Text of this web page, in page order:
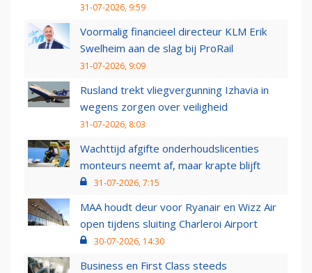
31-07-2026, 9:59
Voormalig financieel directeur KLM Erik
Swelheim aan de slag bij ProRail
31-07-2026, 9:09
Rusland trekt vliegvergunning Izhavia in
wegens zorgen over veiligheid
31-07-2026, 8:03
Wachttijd afgifte onderhoudslicenties
monteurs neemt af, maar krapte blijft
31-07-2026, 7:15
MAA houdt deur voor Ryanair en Wizz Air
open tijdens sluiting Charleroi Airport
30-07-2026, 14:30
Business en First Class steeds